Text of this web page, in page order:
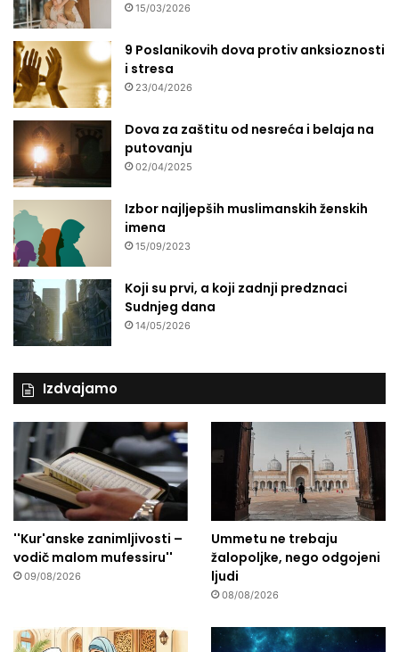
15/03/2026
9 Poslanikovih dova protiv anksioznosti
i stresa
23/04/2026
Dova za zaštitu od nesreća i belaja na
putovanju
02/04/2025
Izbor najljepših muslimanskih ženskih
imena
15/09/2023
Koji su prvi, a koji zadnji predznaci
Sudnjeg dana
14/05/2026
Izdvajamo
''Kur'anske zanimljivosti –
vodič malom mufessiru''
09/08/2026
Ummetu ne trebaju
žalopoljke, nego odgojeni
ljudi
08/08/2026